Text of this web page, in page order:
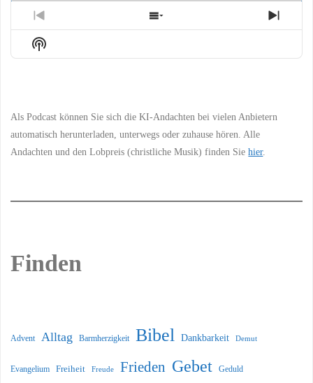
Previous
Episode
Show
Episodes
Next
Show
Podcast
Als Podcast können Sie sich die KI-Andachten bei vielen Anbietern
automatisch herunterladen, unterwegs oder zuhause hören. Alle
Andachten und den Lobpreis (christliche Musik) finden Siehier.
Finden
Advent Alltag Barmherzigkeit Bibel Dankbarkeit Demut
Evangelium Freiheit Freude Frieden Gebet Geduld